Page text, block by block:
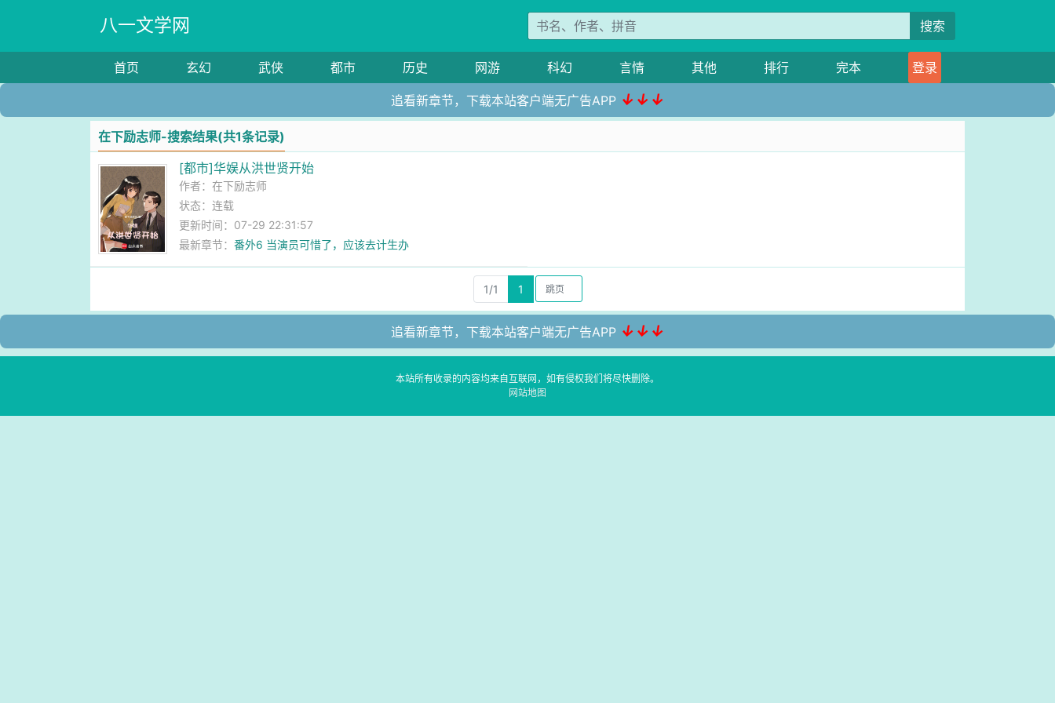
八一文学网 搜索
首页 玄幻 武侠 都市 历史 网游 科幻 言情 其他 排行 完本 登录
追看新章节，下载本站客户端无广告APP ↓↓↓
在下励志师-搜索结果(共1条记录)
[都市]华娱从洪世贤开始
作者：在下励志师
状态：连载
更新时间：07-29 22:31:57
最新章节：番外6 当演员可惜了，应该去计生办
1/1 1
追看新章节，下载本站客户端无广告APP ↓↓↓
本站所有收录的内容均来自互联网，如有侵权我们将尽快删除。
网站地图